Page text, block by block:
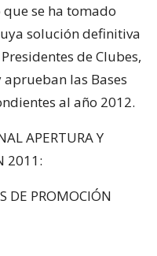
se ha tomado
solución definitiva
de Clubes,
las Bases
al año 2012.
APERTURA Y
2011:
DE PROMOCIÓN